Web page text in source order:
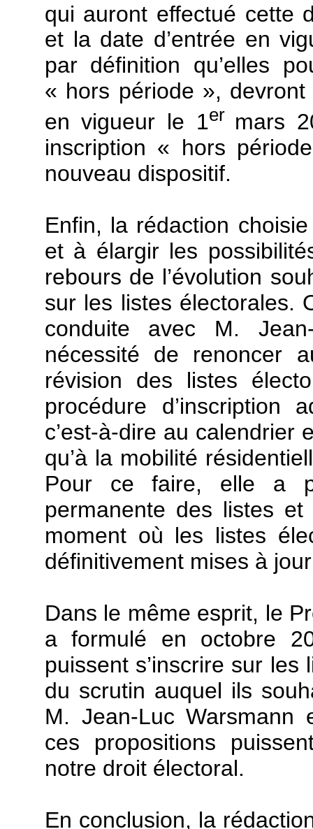
qui auront effectué cette
et la date d’entrée en
par définition qu’elles
« hors période »,
en vigueur le 1er mars
inscription « hors
nouveau dispositif.
Enfin, la rédaction
et à élargir les
rebours de l’évolution
sur les listes électorales.
conduite avec M.
nécessité de renoncer
révision des listes
procédure d’inscription
c’est-à-dire au calendrier
qu’à la mobilité
Pour ce faire, elle a
permanente des listes
moment où les listes
définitivement mises à
Dans le même esprit, le
a formulé en octobre
puissent s’inscrire sur les
du scrutin auquel ils
M. Jean-Luc Warsmann
ces propositions
notre droit électoral.
En conclusion, la